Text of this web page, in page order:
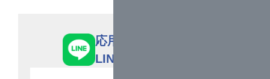
たします。（出展ブース：技術展示 ブース番号
応用計測サービス
LINE公式アカウント